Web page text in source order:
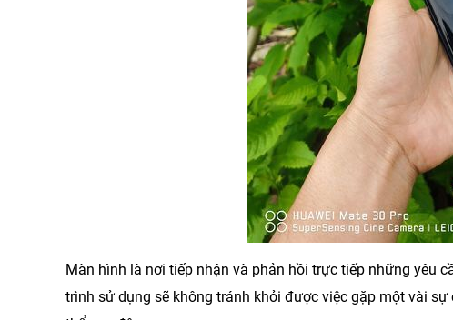
Màn hình là nơi tiếp nhận và phản hồi trực tiếp những yêu
trình sử dụng sẽ không tránh khỏi được việc gặp một vài